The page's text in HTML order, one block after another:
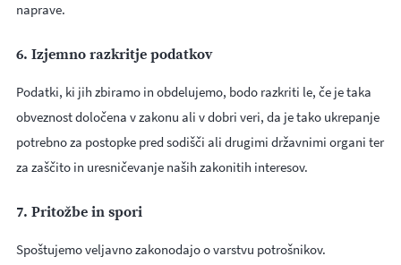
naprave.
6. Izjemno razkritje podatkov
Podatki, ki jih zbiramo in obdelujemo, bodo razkriti le, če je taka
obveznost določena v zakonu ali v dobri veri, da je tako ukrepanje
potrebno za postopke pred sodišči ali drugimi državnimi organi ter
za zaščito in uresničevanje naših zakonitih interesov.
7. Pritožbe in spori
Spoštujemo veljavno zakonodajo o varstvu potrošnikov.